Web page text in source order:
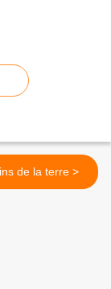
Aux confins de la terre >